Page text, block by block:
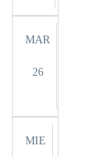
MAR
26
MIE